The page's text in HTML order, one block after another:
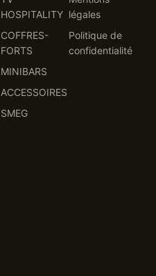
HOSPITALITY
COFFRES-
FORTS
MINIBARS
ACCESSOIRES
SMEG
légales
Politique de
confidentialité